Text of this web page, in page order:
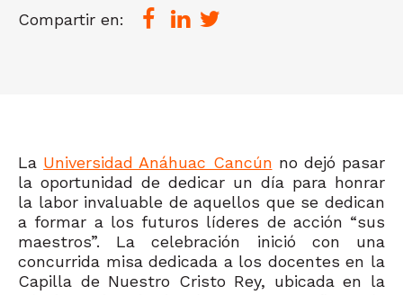
Compartir en:
La Universidad Anáhuac Cancún no dejó pasar
la oportunidad de dedicar un día para honrar
la labor invaluable de aquellos que se dedican
a formar a los futuros líderes de acción “sus
maestros”. La celebración inició con una
concurrida misa dedicada a los docentes en la
Capilla de Nuestro Cristo Rey, ubicada en la